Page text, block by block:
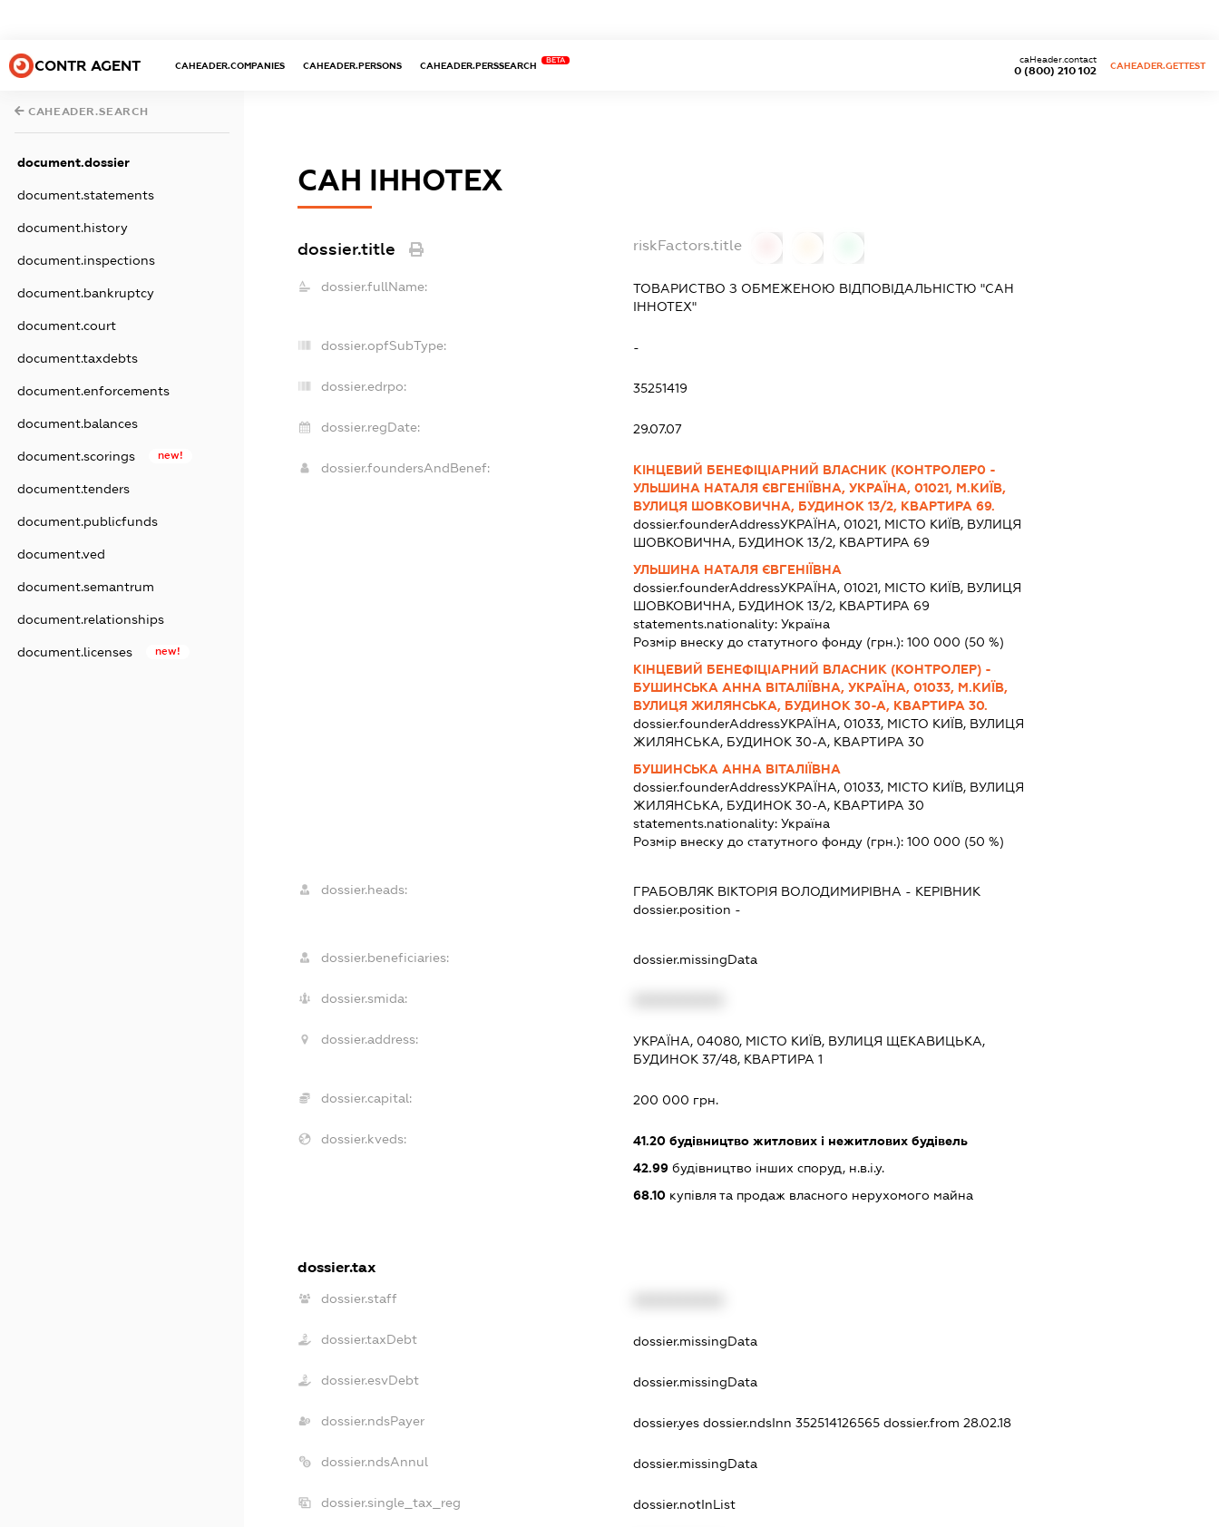
CONTR AGENT CAHEADER.COMPANIES CAHEADER.PERSONS CAHEADER.PERSSEARCH
BETA
0 (800) 210 102
caHeader.contact
CAHEADER.GETTEST
CAHEADER.SEARCH
document.dossier
document.statements
document.history
document.inspections
document.bankruptcy
document.court
document.taxdebts
document.enforcements
document.balances
document.scorings new!
document.tenders
document.publicfunds
document.ved
document.semantrum
document.relationships
document.licenses new!
САН ІННОТЕХ
dossier.title riskFactors.title
dossier.fullName:
ТОВАРИСТВО З ОБМЕЖЕНОЮ ВІДПОВІДАЛЬНІСТЮ "САН
ІННОТЕХ"
dossier.opfSubType: -
dossier.edrpo: 35251419
dossier.regDate: 29.07.07
dossier.foundersAndBenef:
КІНЦЕВИЙ БЕНЕФІЦІАРНИЙ ВЛАСНИК (КОНТРОЛЕР0 -
УЛЬШИНА НАТАЛЯ ЄВГЕНІЇВНА, УКРАЇНА, 01021, М.КИЇВ,
ВУЛИЦЯ ШОВКОВИЧНА, БУДИНОК 13/2, КВАРТИРА 69.
dossier.founderAddressУКРАЇНА, 01021, МІСТО КИЇВ, ВУЛИЦЯ
ШОВКОВИЧНА, БУДИНОК 13/2, КВАРТИРА 69
УЛЬШИНА НАТАЛЯ ЄВГЕНІЇВНА
dossier.founderAddressУКРАЇНА, 01021, МІСТО КИЇВ, ВУЛИЦЯ
ШОВКОВИЧНА, БУДИНОК 13/2, КВАРТИРА 69
statements.nationality:Україна
Розмір внеску до статутного фонду (грн.):100 000 (50 %)
КІНЦЕВИЙ БЕНЕФІЦІАРНИЙ ВЛАСНИК (КОНТРОЛЕР) -
БУШИНСЬКА АННА ВІТАЛІЇВНА, УКРАЇНА, 01033, М.КИЇВ,
ВУЛИЦЯ ЖИЛЯНСЬКА, БУДИНОК 30-А, КВАРТИРА 30.
dossier.founderAddressУКРАЇНА, 01033, МІСТО КИЇВ, ВУЛИЦЯ
ЖИЛЯНСЬКА, БУДИНОК 30-А, КВАРТИРА 30
БУШИНСЬКА АННА ВІТАЛІЇВНА
dossier.founderAddressУКРАЇНА, 01033, МІСТО КИЇВ, ВУЛИЦЯ
ЖИЛЯНСЬКА, БУДИНОК 30-А, КВАРТИРА 30
statements.nationality:Україна
Розмір внеску до статутного фонду (грн.):100 000 (50 %)
dossier.heads: ГРАБОВЛЯК ВІКТОРІЯ ВОЛОДИМИРІВНА - КЕРІВНИК
dossier.position -
dossier.beneficiaries: dossier.missingData
dossier.smida:
dossier.address:
УКРАЇНА, 04080, МІСТО КИЇВ, ВУЛИЦЯ ЩЕКАВИЦЬКА,
БУДИНОК 37/48, КВАРТИРА 1
dossier.capital: 200 000 грн.
dossier.kveds: 41.20 будівництво житлових і нежитлових будівель
42.99 будівництво інших споруд, н.в.і.у.
68.10 купівля та продаж власного нерухомого майна
dossier.tax
dossier.staff
dossier.taxDebt dossier.missingData
dossier.esvDebt dossier.missingData
dossier.ndsPayer dossier.yesdossier.ndsInn 352514126565dossier.from 28.02.18
dossier.ndsAnnul dossier.missingData
dossier.single_tax_reg dossier.notInList